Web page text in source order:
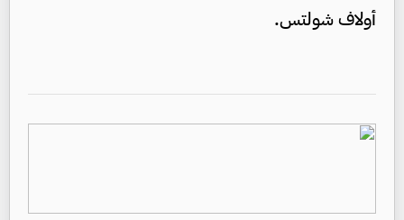
أولاف شولتس.